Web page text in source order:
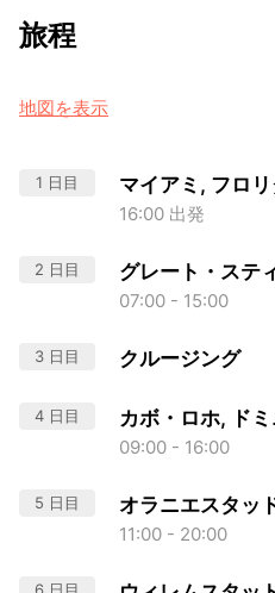
旅程
地図を表示
1 日目 マイアミ, フロ
16:00 出発
2 日目 グレート・ステ
07:00 - 15:00
3 日目 クルージング
4 日目 カボ・ロホ, ド
09:00 - 16:00
5 日目 オラニエスタッ
11:00 - 20:00